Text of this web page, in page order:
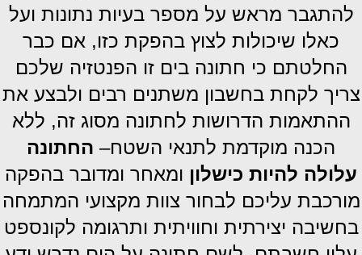
להתגבר מראש על מספר בעיות נתונות ועל
כאלו שיכולות לצוץ בהפקת כזו, אם כבר
החלטתם כי חתונה בים זו הפנטזיה שלכם
צריך לקחת בחשבון משתנים רבים ולבצע את
ההתאמות הדרושות לחתונה מסוג זה, ללא
הכנה מוקדמת לתנאי השטח– החתונה
עלולה להיות כישלון ומאחר ומדובר בהפקה
מורכבת עליכם לבחור צוות מקצועי המתמחה
בחשיבה יצירתית וחוויתית ותרגומה לקונספט